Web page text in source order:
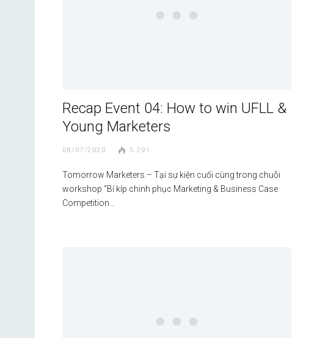
Recap Event 04: How to win UFLL &
Young Marketers
08/07/2020 5.291
Tomorrow Marketers – Tại sự kiện cuối cùng trong chuỗi
workshop “Bí kíp chinh phục Marketing & Business Case
Competition…